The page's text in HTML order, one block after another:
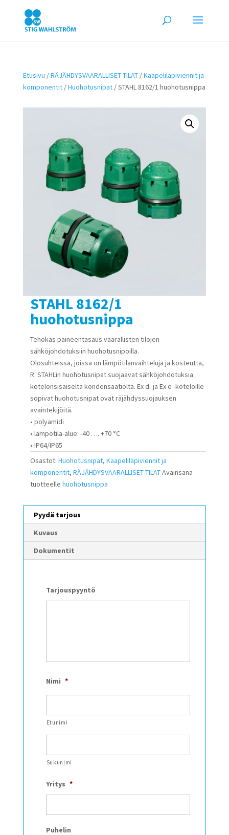
Etusivu /RÄJÄHDYSVAARALLISET TILAT/Kaapeliläpiviennit ja
komponentit/Huohotusnipat/ STAHL 8162/1 huohotusnippa
STAHL 8162/1
huohotusnippa
Tehokas paineentasaus vaarallisten tilojen
sähköjohdotuksiin huohotusnipoilla.
Olosuhteissa, joissa on lämpötilanvaihteluja ja kosteutta,
R. STAHLin huohotusnipat suojaavat sähköjohdotuksia
kotelonsisäiseltä kondensaatiolta. Ex d- ja Ex e -koteloille
sopivat huohotusnipat ovat räjähdyssuojauksen
avaintekijöitä.
• polyamidi
• lämpötila-alue: -40 …. +70 °C
• IP64/IP65
Osastot: Huohotusnipat, Kaapeliläpiviennit ja
komponentit, RÄJÄHDYSVAARALLISET TILATAvainsana
tuotteelle huohotusnippa
Pyydä tarjous
Kuvaus
Dokumentit
Tarjouspyyntö
Nimi *
Etunimi
Sukunimi
Yritys *
Puhelin